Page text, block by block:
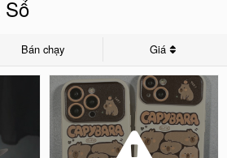
Sổ
Bán chạy Giá